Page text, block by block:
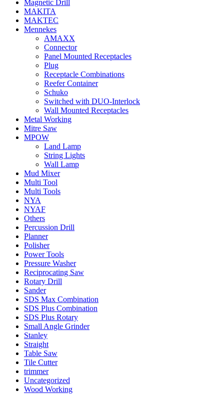
Magnetic Drill
MAKITA
MAKTEC
Mennekes
AMAXX
Connector
Panel Mounted Receptacles
Plug
Receptacle Combinations
Reefer Container
Schuko
Switched with DUO-Interlock
Wall Mounted Receptacles
Metal Working
Mitre Saw
MPOW
Land Lamp
String Lights
Wall Lamp
Mud Mixer
Multi Tool
Multi Tools
NYA
NYAF
Others
Percussion Drill
Planner
Polisher
Power Tools
Pressure Washer
Reciprocating Saw
Rotary Drill
Sander
SDS Max Combination
SDS Plus Combination
SDS Plus Rotary
Small Angle Grinder
Stanley
Straight
Table Saw
Tile Cutter
trimmer
Uncategorized
Wood Working